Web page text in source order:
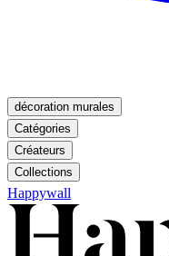
décoration murales
Catégories
Créateurs
Collections
Happywall